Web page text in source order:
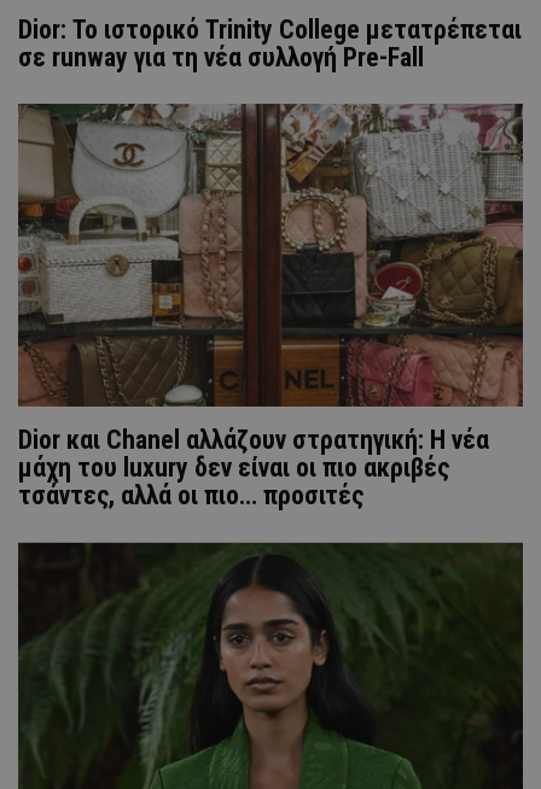
Dior: Το ιστορικό Trinity College μετατρέπεται
σε runway για τη νέα συλλογή Pre-Fall
Dior και Chanel αλλάζουν στρατηγική: Η νέα
μάχη τoυ luxury δεν είναι οι πιο ακριβές
τσάντες, αλλά οι πιο… προσιτές